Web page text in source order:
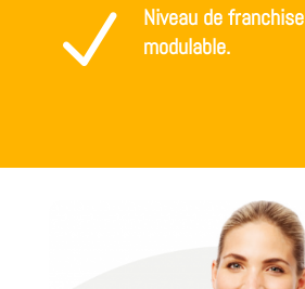
N
Niveau de franchise
modulable.